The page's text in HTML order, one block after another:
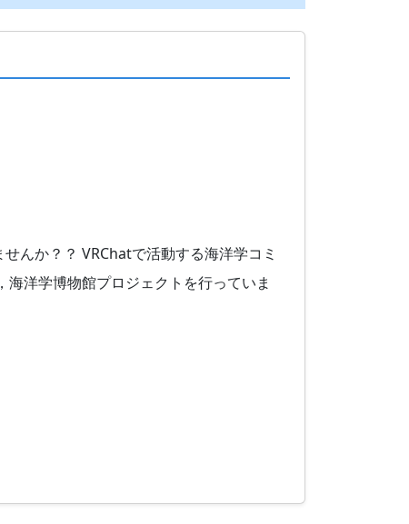
んか？？ VRChatで活動する海洋学コミ
洋学博物館プロジェクトを行っていま